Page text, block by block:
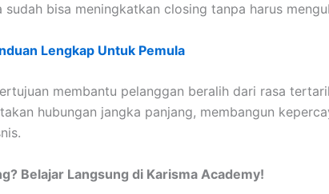
sudah bisa meningkatkan closing tanpa harus
Lengkap Untuk Pemula
membantu pelanggan beralih dari rasa
hubungan jangka panjang, membangun
Belajar Langsung di Karisma Academy!